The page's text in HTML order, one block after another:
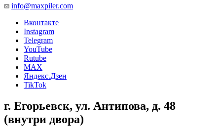
info@maxpiler.com
Вконтакте
Instagram
Telegram
YouTube
Rutube
MAX
Яндекс.Дзен
TikTok
г. Егорьевск, ул. Антипова, д. 48
(внутри двора)